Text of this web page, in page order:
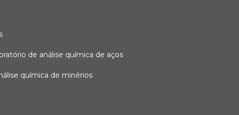
de análise química de aços
química de minérios